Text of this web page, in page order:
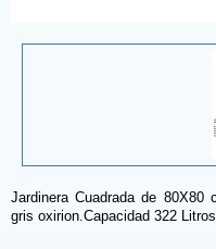
Jardinera Cuadrada de 80X80
gris oxirion.Capacidad 322